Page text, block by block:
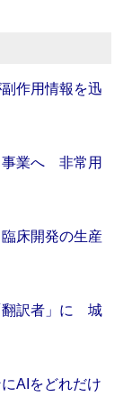
作用情報を迅
事業へ 非常用
床開発の生産
翻訳者」に 城
AIをどれだけ